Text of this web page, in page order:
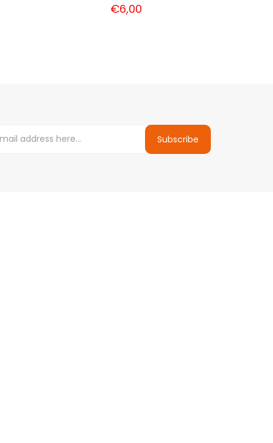
€6,00
Subscribe